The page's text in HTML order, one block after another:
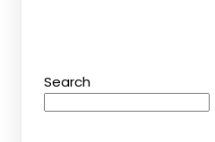
Search